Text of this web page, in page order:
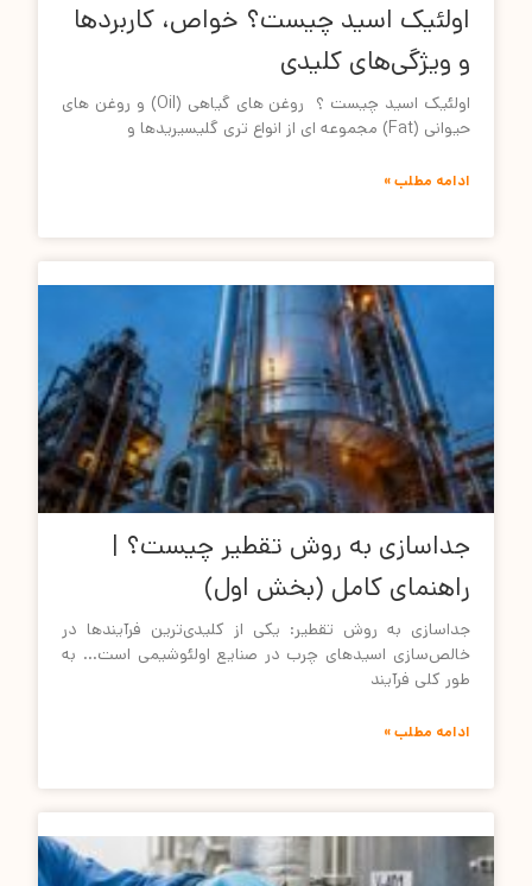
اولئیک اسید چیست؟ خواص، کاربردها
و ویژگی‌های کلیدی
اولئیک اسید چیست ؟ روغن های گیاهی (Oil) و روغن های
حیوانی (Fat) مجموعه ای از انواع تری گلیسیریدها و
ادامه مطلب »
جداسازی به روش تقطیر چیست؟ |
راهنمای کامل (بخش اول)
جداسازی به روش تقطیر: یکی از کلیدی‌ترین فرآیندها در
خالص‌سازی اسیدهای چرب در صنایع اولئوشیمی است… به
طور کلی فرآیند
ادامه مطلب »